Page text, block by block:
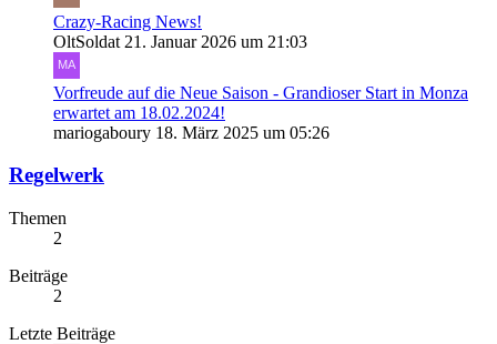
Crazy-Racing News!
OltSoldat 21. Januar 2026 um 21:03
Vorfreude auf die Neue Saison - Grandioser Start in Monza
erwartet am 18.02.2024!
mariogaboury 18. März 2025 um 05:26
Regelwerk
Themen
2
Beiträge
2
Letzte Beiträge